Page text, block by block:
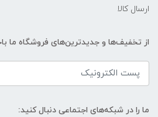
ارسال کالا
از تخفیف‌ها و جدیدترین‌های فروشگاه ما
ما را در شبکه‌های اجتماعی دنبال کنید: